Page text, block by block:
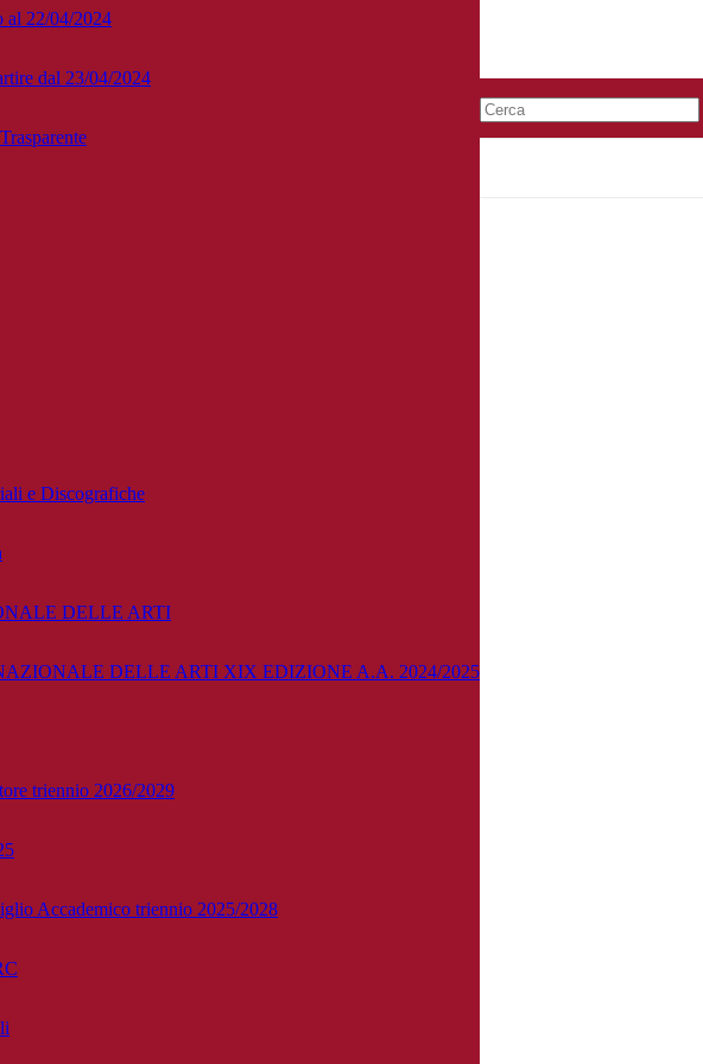
al 22/04/2024
dal 23/04/2024
e Discografiche
DELLE ARTI
DELLE ARTI XIX EDIZIONE A.A. 2024/2025
triennio 2026/2029
Accademico triennio 2025/2028
contrassegnati
volta che commento.